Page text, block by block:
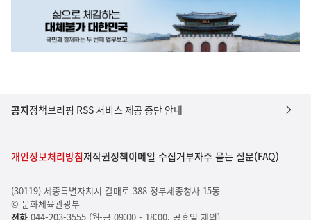
공지정책브리핑 RSS 서비스 제공 중단 안내
개인정보처리방침저작권정책이메일 수집거부자주 묻는 질문(FAQ)
(30119) 세종특별자치시 갈매로 388 정부세종청사 15동
© 문화체육관광부
전화044-203-3555 (월-금 09:00 - 18:00, 공휴일 제외)